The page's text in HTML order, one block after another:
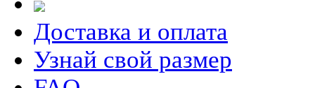
Доставка и оплата
Узнай свой размер